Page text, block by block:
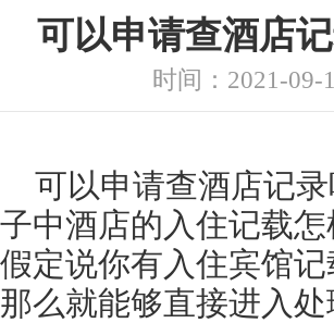
可以申请查酒店
时间：2021-09-
可以申请查酒店记
子中酒店的入住记载怎
假定说你有入住宾馆记
那么就能够直接进入